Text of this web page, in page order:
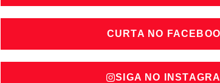
CURTA NO
SIGA NO